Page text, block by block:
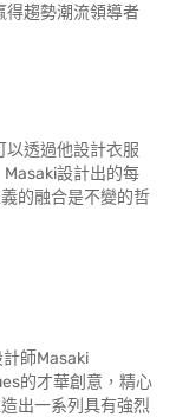
得趨勢潮流領導者
以透過他設計衣服
設計出的每
的融合是不變的哲
計師Masaki
的才華創意，精心
出一系列具有強烈